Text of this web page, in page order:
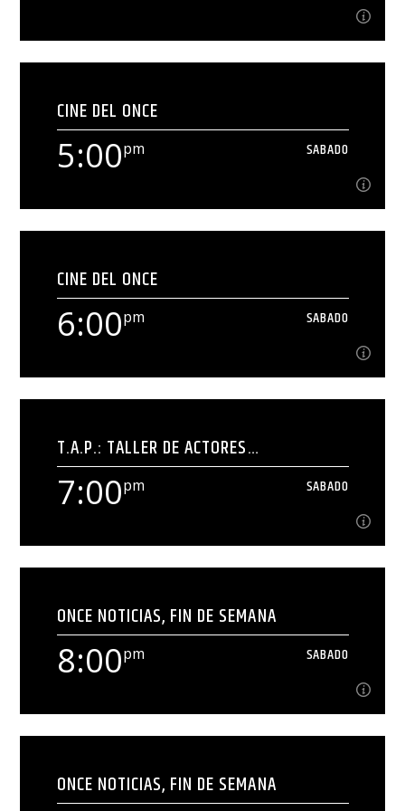
4:30pm SABADO
[...]
Ver Más
CINE DEL ONCE
5:00pm SABADO
5:00pm SABADO
[...]
Ver Más
CINE DEL ONCE
6:00pm SABADO
6:00pm SABADO
[...]
Ver Más
T.A.P.: TALLER DE ACTORES
PROFESIONALES
7:00pm SABADO
7:00pm SABADO
Óscar Uriel conversa con actrices y actores
para charlar sobre sus experiencias en la industria
del teatro, el cine y la televisión. Elenco: Óscar Uriel.
Ver Más
ONCE NOTICIAS, FIN DE SEMANA
8:00pm SABADO
8:00pm SABADO
[...]
ONCE NOTICIAS, FIN DE SEMANA